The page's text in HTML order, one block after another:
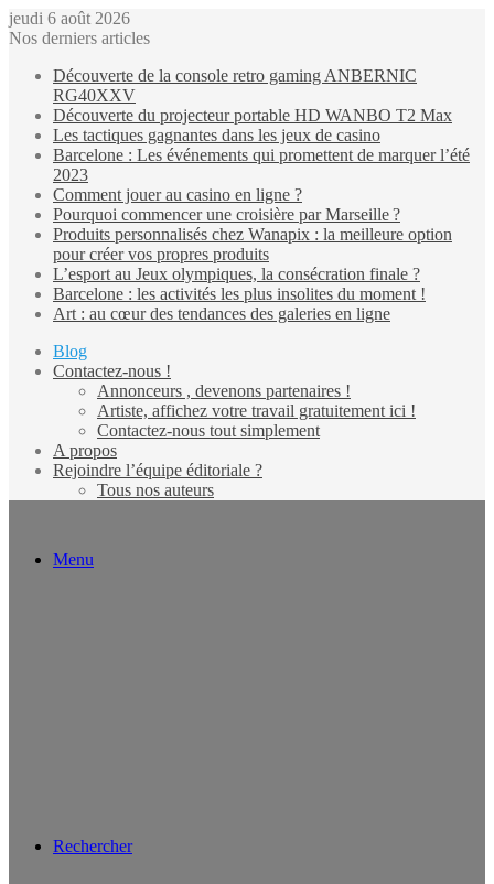
jeudi 6 août 2026
Nos derniers articles
Découverte de la console retro gaming ANBERNIC
RG40XXV
Découverte du projecteur portable HD WANBO T2 Max
Les tactiques gagnantes dans les jeux de casino
Barcelone : Les événements qui promettent de marquer l’été
2023
Comment jouer au casino en ligne ?
Pourquoi commencer une croisière par Marseille ?
Produits personnalisés chez Wanapix : la meilleure option
pour créer vos propres produits
L’esport au Jeux olympiques, la consécration finale ?
Barcelone : les activités les plus insolites du moment !
Art : au cœur des tendances des galeries en ligne
Blog
Contactez-nous !
Annonceurs , devenons partenaires !
Artiste, affichez votre travail gratuitement ici !
Contactez-nous tout simplement
A propos
Rejoindre l’équipe éditoriale ?
Tous nos auteurs
Menu
Rechercher